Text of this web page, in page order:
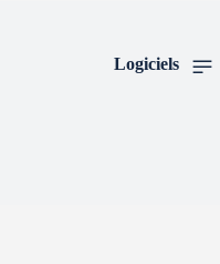
Logiciels